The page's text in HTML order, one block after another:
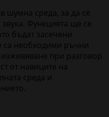
шумна среда, за да се
Функцията ще се
бъдат засечени
необходими ръчни
при разговор
от навиците на
среда и